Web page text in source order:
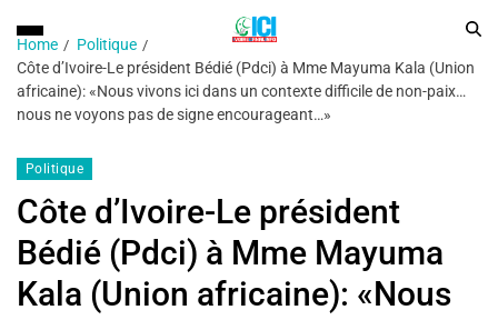
Home
Politique
Côte d’Ivoire-Le président Bédié (Pdci) à Mme Mayuma Kala (Union
africaine): «Nous vivons ici dans un contexte difficile de non-paix…
nous ne voyons pas de signe encourageant…»
Politique
Côte d’Ivoire-Le président
Bédié (Pdci) à Mme Mayuma
Kala (Union africaine): «Nous